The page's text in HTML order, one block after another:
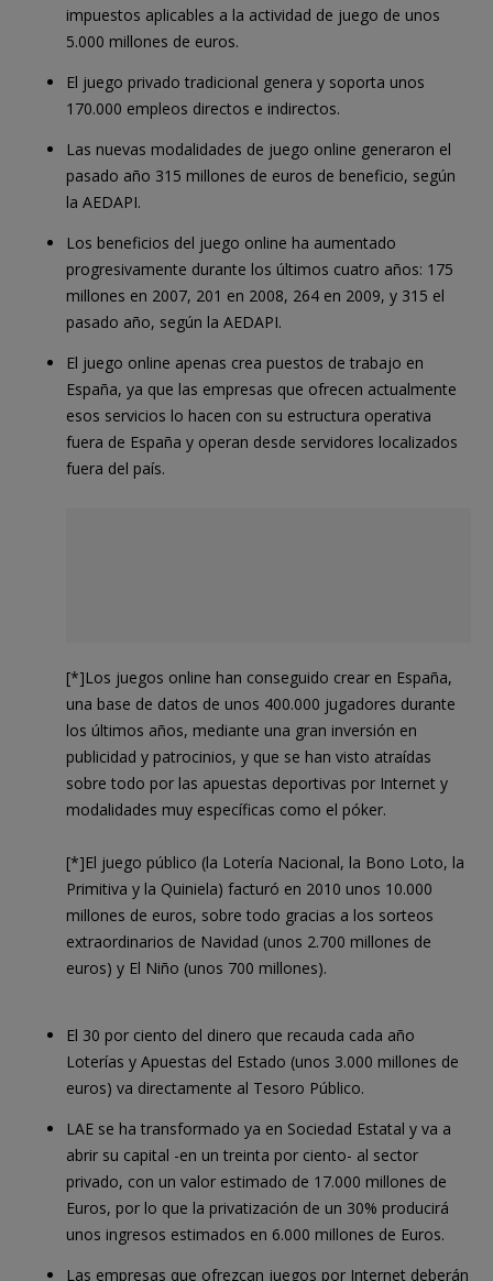
impuestos aplicables a la actividad de juego de unos
5.000 millones de euros.
El juego privado tradicional genera y soporta unos
170.000 empleos directos e indirectos.
Las nuevas modalidades de juego online generaron el
pasado año 315 millones de euros de beneficio, según
la AEDAPI.
Los beneficios del juego online ha aumentado
progresivamente durante los últimos cuatro años: 175
millones en 2007, 201 en 2008, 264 en 2009, y 315 el
pasado año, según la AEDAPI.
El juego online apenas crea puestos de trabajo en
España, ya que las empresas que ofrecen actualmente
esos servicios lo hacen con su estructura operativa
fuera de España y operan desde servidores localizados
fuera del país.
[*]Los juegos online han conseguido crear en España,
una base de datos de unos 400.000 jugadores durante
los últimos años, mediante una gran inversión en
publicidad y patrocinios, y que se han visto atraídas
sobre todo por las apuestas deportivas por Internet y
modalidades muy específicas como el póker.
[*]El juego público (la Lotería Nacional, la Bono Loto, la
Primitiva y la Quiniela) facturó en 2010 unos 10.000
millones de euros, sobre todo gracias a los sorteos
extraordinarios de Navidad (unos 2.700 millones de
euros) y El Niño (unos 700 millones).
El 30 por ciento del dinero que recauda cada año
Loterías y Apuestas del Estado (unos 3.000 millones de
euros) va directamente al Tesoro Público.
LAE se ha transformado ya en Sociedad Estatal y va a
abrir su capital -en un treinta por ciento- al sector
privado, con un valor estimado de 17.000 millones de
Euros, por lo que la privatización de un 30% producirá
unos ingresos estimados en 6.000 millones de Euros.
Las empresas que ofrezcan juegos por Internet deberán